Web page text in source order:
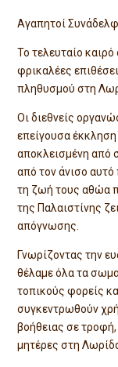
Αγαπητοί
Το τελευταίο καιρό
φρικαλέες
πληθυσμού στη
Οι διεθνείς
επείγουσα
αποκλεισμένη από
από τον άνισο
τη ζωή τους αθώα
της Παλαιστίνης
απόγνωσης.
Γνωρίζοντας την
θέλαμε όλα τα
τοπικούς φορείς
συγκεντρωθούν
βοήθειας σε τροφή,
μητέρες στη